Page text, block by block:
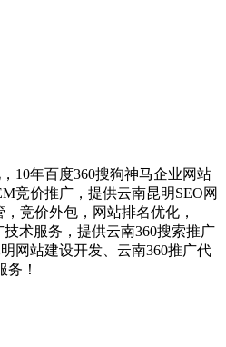
10年百度360搜狗神马企业网站
竞价推广，提供云南昆明SEO网
竞价外包，网站排名优化，
技术服务，提供云南360搜索推广
网站建设开发、云南360推广代
务！